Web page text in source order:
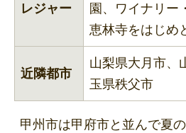
レジャー
園、ワイナリー
恵林寺をはじめ
近隣都市
山梨県大月市、
玉県秩父市
甲州市は甲府市と並んで夏